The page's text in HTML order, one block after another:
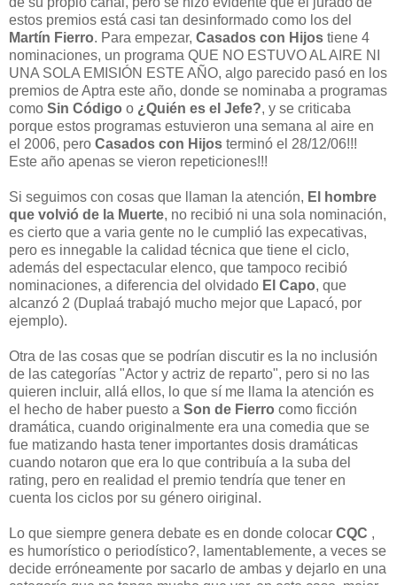
estos premios está casi tan desinformado como los del
Martín Fierro. Para empezar, Casados con Hijos tiene 4
nominaciones, un programa QUE NO ESTUVO AL AIRE NI
UNA SOLA EMISIÓN ESTE AÑO, algo parecido pasó en los
premios de Aptra este año, donde se nominaba a programas
como Sin Código o ¿Quién es el Jefe?, y se criticaba
porque estos programas estuvieron una semana al aire en
el 2006, pero Casados con Hijos terminó el 28/12/06!!!
Este año apenas se vieron repeticiones!!!
Si seguimos con cosas que llaman la atención, El hombre
que volvió de la Muerte, no recibió ni una sola nominación,
es cierto que a varia gente no le cumplió las expecativas,
pero es innegable la calidad técnica que tiene el ciclo,
además del espectacular elenco, que tampoco recibió
nominaciones, a diferencia del olvidado El Capo, que
alcanzó 2 (Duplaá trabajó mucho mejor que Lapacó, por
ejemplo).
Otra de las cosas que se podrían discutir es la no inclusión
de las categorías "Actor y actriz de reparto", pero si no las
quieren incluir, allá ellos, lo que sí me llama la atención es
el hecho de haber puesto a Son de Fierro como ficción
dramática, cuando originalmente era una comedia que se
fue matizando hasta tener importantes dosis dramáticas
cuando notaron que era lo que contribuía a la suba del
rating, pero en realidad el premio tendría que tener en
cuenta los ciclos por su género oiriginal.
Lo que siempre genera debate es en donde colocar CQC ,
es humorístico o periodístico?, lamentablemente, a veces se
decide erróneamente por sacarlo de ambas y dejarlo en una